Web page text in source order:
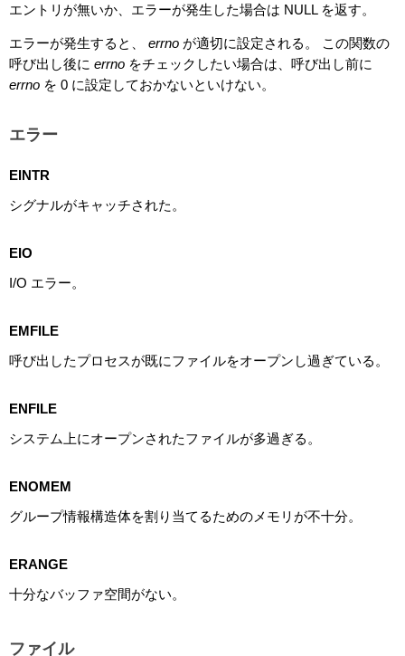
エントリが無いか、エラーが発生した場合は NULL を返す。
エラーが発生すると、 errno が適切に設定される。 この関数の
呼び出し後に errno をチェックしたい場合は、呼び出し前に
errno を 0 に設定しておかないといけない。
エラー
EINTR
シグナルがキャッチされた。
EIO
I/O エラー。
EMFILE
呼び出したプロセスが既にファイルをオープンし過ぎている。
ENFILE
システム上にオープンされたファイルが多過ぎる。
ENOMEM
グループ情報構造体を割り当てるためのメモリが不十分。
ERANGE
十分なバッファ空間がない。
ファイル